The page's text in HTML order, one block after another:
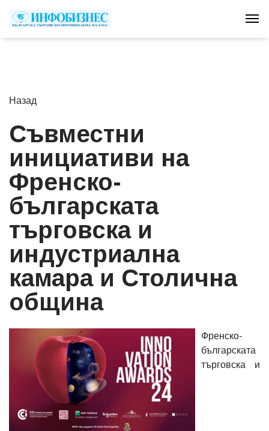
Назад
Съвместни
инициативи на
Френско-
българската
търговска и
индустриална
камара и Столична
община
Френско-
българската
търговска и